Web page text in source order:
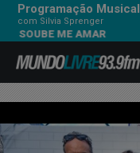
Programação Musical
com Silvia Sprenger
ME AMAR